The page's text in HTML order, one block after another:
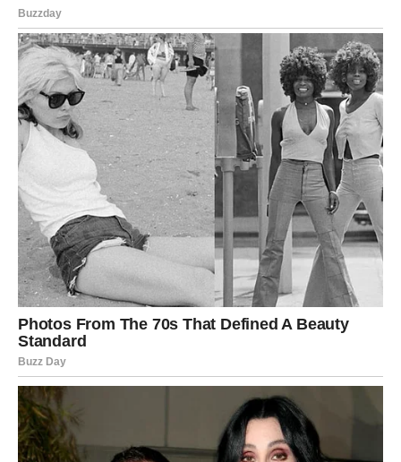
Moguće su:
pohvala, priznanje, “hvala” koje dugo čekaš
nova ponuda ili dodatni posao
poboljšanje finansija kroz dogovor, pomoć ili stabilniji tok
novca
rešavanje jedne brige (kredit, dug, zaostala uplata,
administracija)
Najvažnije: Rak u martu oseća da više ne mora sve sam.
DOM I PORODICA – ODLUKA
KOJA DONOSI MIR
Mart je mesec u kojem Rak može: